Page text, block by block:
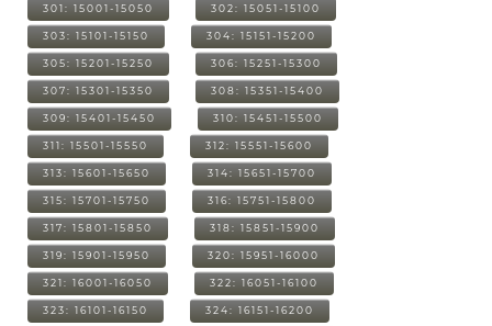
301: 15001-15050 302: 15051-15100
303: 15101-15150 304: 15151-15200
305: 15201-15250 306: 15251-15300
307: 15301-15350 308: 15351-15400
309: 15401-15450 310: 15451-15500
311: 15501-15550 312: 15551-15600
313: 15601-15650 314: 15651-15700
315: 15701-15750 316: 15751-15800
317: 15801-15850 318: 15851-15900
319: 15901-15950 320: 15951-16000
321: 16001-16050 322: 16051-16100
323: 16101-16150 324: 16151-16200